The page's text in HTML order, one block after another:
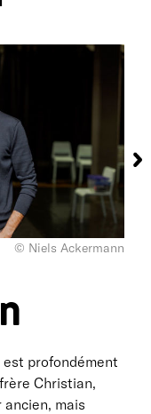
© Niels Ackermann
profondément
Christian,
ancien, mais